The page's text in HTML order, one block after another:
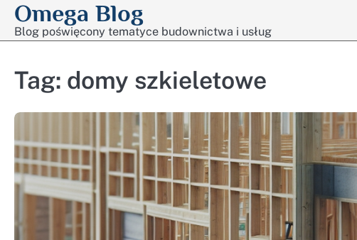
Skip
content
Omega Blog
Blog poświęcony tematyce budownictwa i usług
Tag: domy szkieletowe